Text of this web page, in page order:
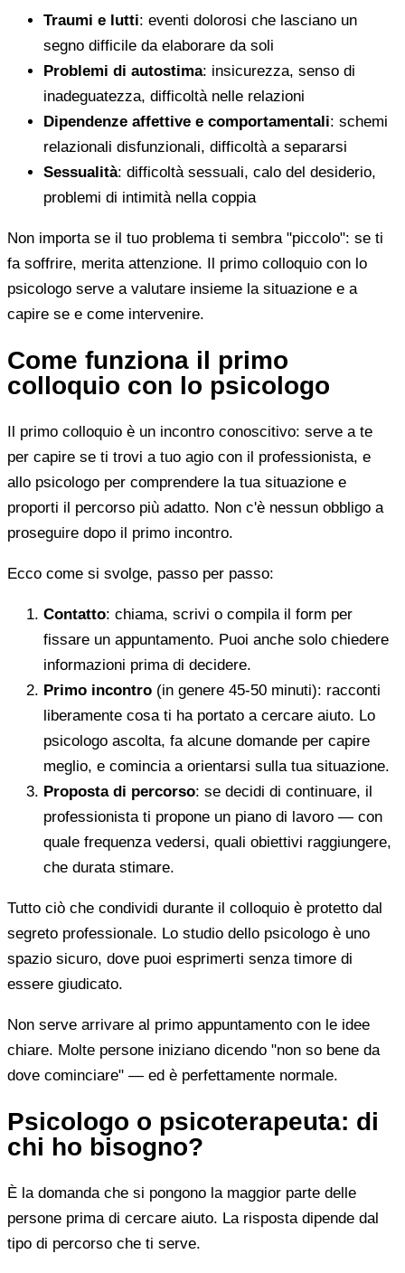
Traumi e lutti: eventi dolorosi che lasciano un
segno difficile da elaborare da soli
Problemi di autostima: insicurezza, senso di
inadeguatezza, difficoltà nelle relazioni
Dipendenze affettive e comportamentali: schemi
relazionali disfunzionali, difficoltà a separarsi
Sessualità: difficoltà sessuali, calo del desiderio,
problemi di intimità nella coppia
Non importa se il tuo problema ti sembra "piccolo": se ti
fa soffrire, merita attenzione. Il primo colloquio con lo
psicologo serve a valutare insieme la situazione e a
capire se e come intervenire.
Come funziona il primo
colloquio con lo psicologo
Il primo colloquio è un incontro conoscitivo: serve a te
per capire se ti trovi a tuo agio con il professionista, e
allo psicologo per comprendere la tua situazione e
proporti il percorso più adatto. Non c'è nessun obbligo a
proseguire dopo il primo incontro.
Ecco come si svolge, passo per passo:
Contatto: chiama, scrivi o compila il form per
fissare un appuntamento. Puoi anche solo chiedere
informazioni prima di decidere.
Primo incontro (in genere 45-50 minuti): racconti
liberamente cosa ti ha portato a cercare aiuto. Lo
psicologo ascolta, fa alcune domande per capire
meglio, e comincia a orientarsi sulla tua situazione.
Proposta di percorso: se decidi di continuare, il
professionista ti propone un piano di lavoro — con
quale frequenza vedersi, quali obiettivi raggiungere,
che durata stimare.
Tutto ciò che condividi durante il colloquio è protetto dal
segreto professionale. Lo studio dello psicologo è uno
spazio sicuro, dove puoi esprimerti senza timore di
essere giudicato.
Non serve arrivare al primo appuntamento con le idee
chiare. Molte persone iniziano dicendo "non so bene da
dove cominciare" — ed è perfettamente normale.
Psicologo o psicoterapeuta: di
chi ho bisogno?
È la domanda che si pongono la maggior parte delle
persone prima di cercare aiuto. La risposta dipende dal
tipo di percorso che ti serve.